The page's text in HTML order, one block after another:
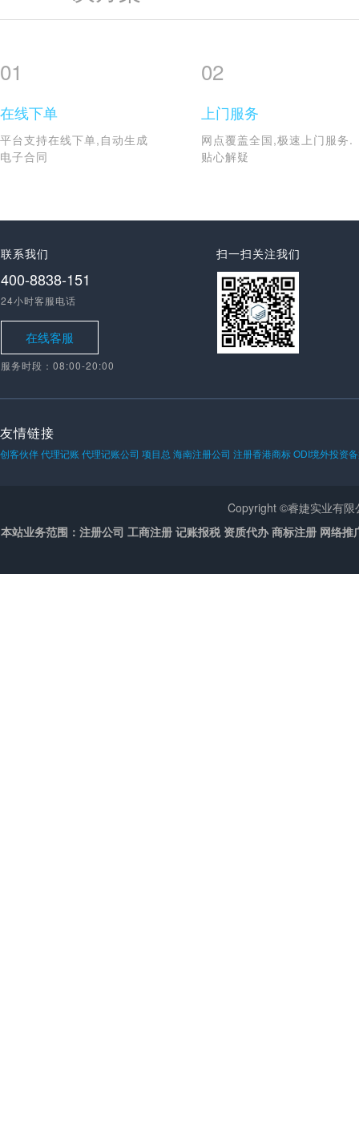
01
在线下单
平台支持在线下单,自动生成
电子合同
02
上门服务
网点覆盖全国,极速上门服务.
贴心解疑
联系我们
400-8838-151
24小时客服电话
在线客服
服务时段：08:00-20:00
扫一扫关注我们
友情链接
创客伙伴代理记账 代理记账公司 项目总 海南注册公司 注册香港商标ODI境外投资
Copyright ©睿婕实业有
本站业务范围：注册公司 工商注册 记账报税 资质代办 商标注册 网络